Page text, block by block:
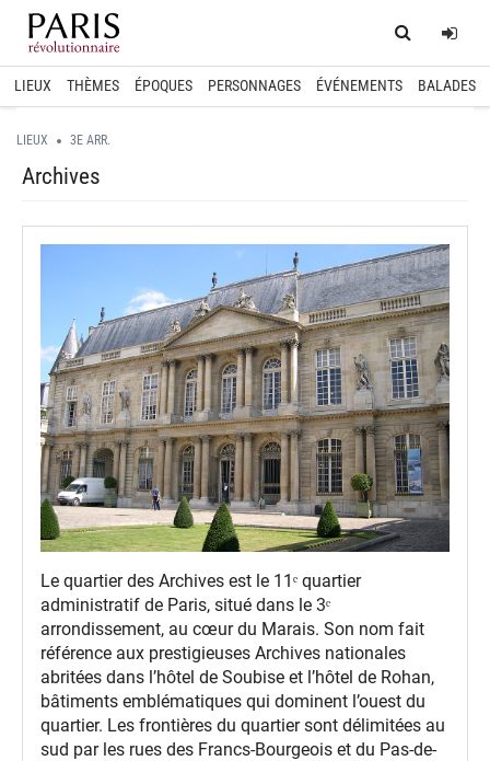
Home
LIEUX THÈMES ÉPOQUES PERSONNAGES ÉVÉNEMENTS BALADES
LIEUX 3E ARR.
Archives
Le quartier des Archives est le 11ᵉ quartier
administratif de Paris, situé dans le 3ᵉ
arrondissement, au cœur du Marais. Son nom fait
référence aux prestigieuses Archives nationales
abritées dans l’hôtel de Soubise et l’hôtel de Rohan,
bâtiments emblématiques qui dominent l’ouest du
quartier. Les frontières du quartier sont délimitées au
sud par les rues des Francs-Bourgeois et du Pas-de-